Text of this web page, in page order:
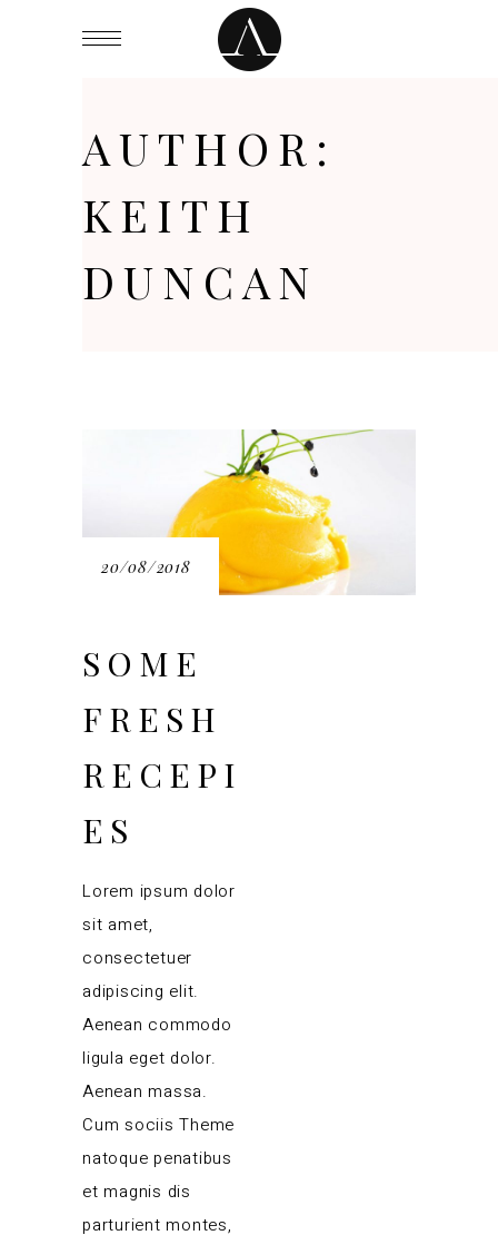
AUTHOR:
KEITH
DUNCAN
20/08/2018
SOME
FRESH
RECEPI
ES
Lorem ipsum dolor
sit amet,
consectetuer
adipiscing elit.
Aenean commodo
ligula eget dolor.
Aenean massa.
Cum sociis Theme
natoque penatibus
et magnis dis
parturient montes,